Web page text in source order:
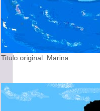
Titulo original: Marina